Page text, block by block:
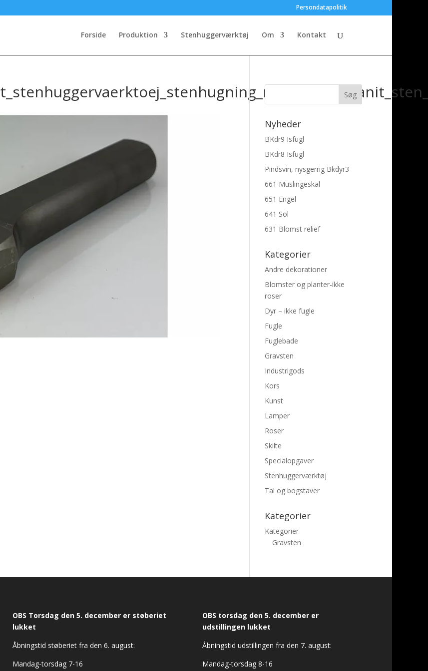
Persondatapolitik
Forside Produktion Stenhuggerværktøj Om Kontakt
Nyheder
BKdr9 Isfugl
BKdr8 Isfugl
Pindsvin, nysgerrig Bkdyr3
661 Muslingeskal
651 Engel
641 Sol
631 Blomst relief
Kategorier
Andre dekorationer
Blomster og planter-ikke
roser
Dyr – ikke fugle
Fugle
Fuglebade
Gravsten
Industrigods
Kors
Kunst
Lamper
Roser
Skilte
Specialopgaver
Stenhuggerværktøj
Tal og bogstaver
Kategorier
Kategorier
Gravsten
OBS Torsdag den 5. december er støberiet
lukket
Åbningstid støberiet fra den 6. august:
Mandag-torsdag 7-16
OBS torsdag den 5. december er
udstillingen lukket
Åbningstid udstillingen fra den 7. august:
Mandag-torsdag 8-16